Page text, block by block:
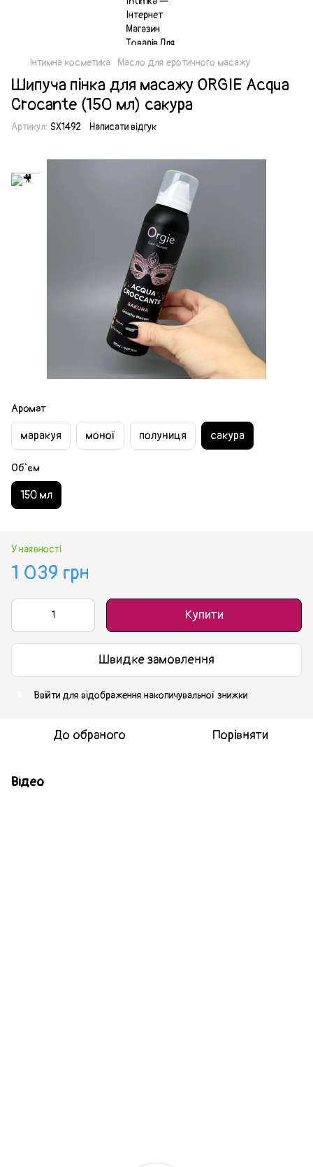
Інтимна косметика Масло для еротичного масажу
Шипуча пінка для масажу ORGIE Acqua
Crocante (150 мл) сакура
Артикул: SX1492 Написати відгук
Аромат
маракуя моної полуниця сакура
Об`єм
150 мл
У наявності
1 039 грн
Купити
Швидке замовлення
Ввійти для відображення накопичувальної знижки
До обраного Порівняти
Відео